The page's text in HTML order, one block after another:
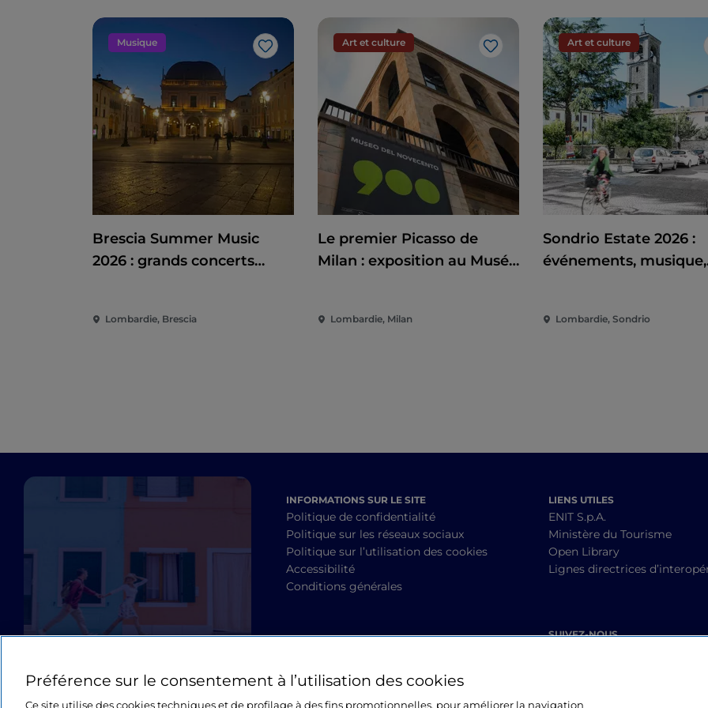
Musique
J’aime
Brescia Summer Music
2026 : grands concerts
Lombardie, Brescia
Art et culture
J’aime
Le premier Picasso de
Milan : exposition au Musée
international
Lombardie, Milan
Art et culture
Sondrio Estate 2026 :
événements, musique,
Lombardie, Sondrio
INFORMATIONS SUR LE SITE
Politique de confidentialité
Politique sur les réseaux sociaux
Politique sur l’utilisation des cookies
Accessibilité
Conditions générales
LIENS UTILES
ENIT S.p.A.
Ministère du Tourisme
Open Library
Lignes directrices
SUIVEZ-NOUS
Préférence sur le consentement à l’utilisation des cookies
Ce site utilise des cookies techniques et de profilage à des fins promotionnelles, pour améliorer la navigation